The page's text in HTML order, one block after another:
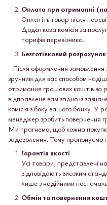
Оплата при отриманні
Оплатіть товар після
Додаткова комісія за
тарифів перевізника.
Безготівковий розрахунок
Після оформлення
зручним для вас способом
отримання грошових коштів за
відправлене вам згідно із
комісія з боку вашого банку. У
менеджер зробить повернення
Ми прагнемо, щоб кожна
задоволення. Тому пропонуємо
Гарантія якості
Усі товари, представлені
відповідають високим
лише з надійними
Обмін та повернення